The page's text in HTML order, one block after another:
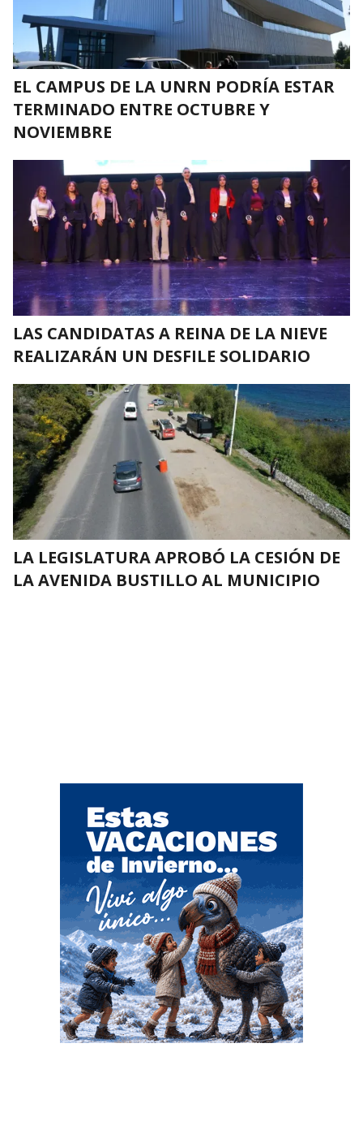
EL CAMPUS DE LA UNRN PODRÍA ESTAR
TERMINADO ENTRE OCTUBRE Y
NOVIEMBRE
LAS CANDIDATAS A REINA DE LA NIEVE
REALIZARÁN UN DESFILE SOLIDARIO
LA LEGISLATURA APROBÓ LA CESIÓN DE
LA AVENIDA BUSTILLO AL MUNICIPIO